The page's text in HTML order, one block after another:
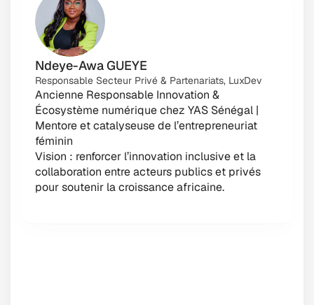
Ndeye-Awa GUEYE
Responsable Secteur Privé & Partenariats, LuxDev
Ancienne Responsable Innovation &
Écosystème numérique chez YAS Sénégal |
Mentore et catalyseuse de l’entrepreneuriat
féminin
Vision : renforcer l’innovation inclusive et la
collaboration entre acteurs publics et privés
pour soutenir la croissance africaine.